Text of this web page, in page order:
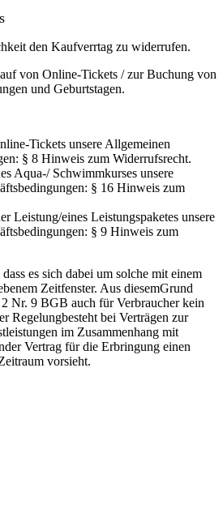
den Kaufverrtag zu widerrufen.
von Online-Tickets / zur Buchung von
und Geburtstagen.
Tickets unsere Allgemeinen
§ 8 Hinweis zum Widerrufsrecht.
Aqua-/ Schwimmkurses unsere
§ 16 Hinweis zum
Leistung/eines Leistungspaketes unsere
§ 9 Hinweis zum
es sich dabei um solche mit einem
Zeitfenster. Aus diesemGrund
Nr. 9 BGB auch für Verbraucher kein
Regelungbesteht bei Verträgen zur
im Zusammenhang mit
Vertrag für die Erbringung einen
vorsieht.